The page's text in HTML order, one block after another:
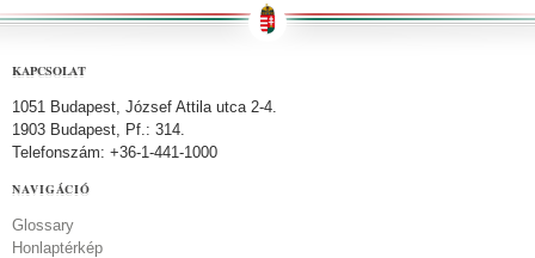
KAPCSOLAT
1051 Budapest, József Attila utca 2-4.
1903 Budapest, Pf.: 314.
Telefonszám: +36-1-441-1000
NAVIGÁCIÓ
Glossary
Honlaptérkép